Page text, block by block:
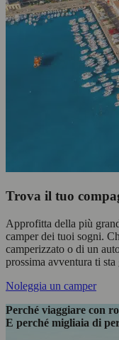
Trova il tuo
Approfitta della più
camper dei tuoi sogni.
camperizzato o di un
prossima avventura ti sta
Noleggia un camper
Perché viaggiare con
E perché migliaia di